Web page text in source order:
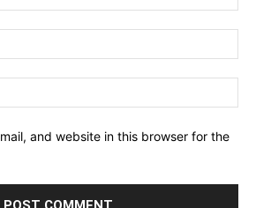
and website in this browser for the